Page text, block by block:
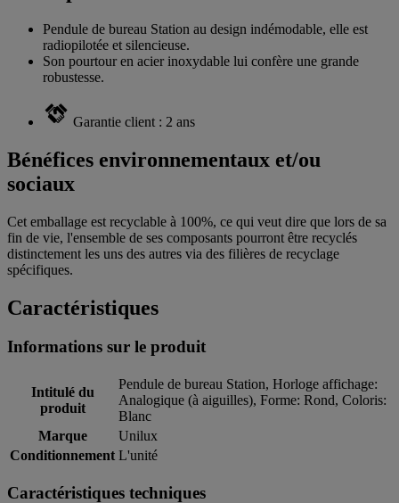
Pendule de bureau Station au design indémodable, elle est
radiopilotée et silencieuse.
Son pourtour en acier inoxydable lui confère une grande
robustesse.
Garantie client : 2 ans
Bénéfices environnementaux et/ou
sociaux
Cet emballage est recyclable à 100%, ce qui veut dire que lors de sa
fin de vie, l'ensemble de ses composants pourront être recyclés
distinctement les uns des autres via des filières de recyclage
spécifiques.
Caractéristiques
Informations sur le produit
Intitulé du
produit
Pendule de bureau Station, Horloge affichage:
Analogique (à aiguilles), Forme: Rond, Coloris:
Blanc
Marque
Unilux
Conditionnement L'unité
Caractéristiques techniques